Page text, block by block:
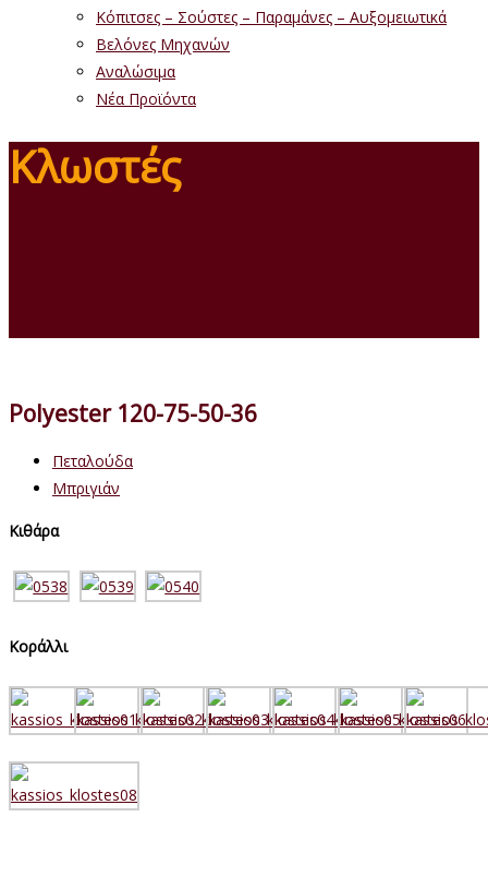
Κόπιτσες – Σούστες – Παραμάνες – Αυξομειωτικά
Βελόνες Μηχανών
Αναλώσιμα
Νέα Προϊόντα
Κλωστές
Polyester 120-75-50-36
Πεταλούδα
Μπριγιάν
Κιθάρα
Κοράλλι